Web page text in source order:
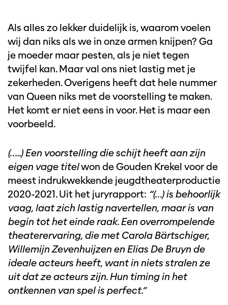
Als alles zo lekker duidelijk is, waarom voelen
wij dan niks als we in onze armen knijpen? Ga
je moeder maar pesten, als je niet tegen
twijfel kan. Maar val ons niet lastig met je
zekerheden. Overigens heeft dat hele nummer
van Queen niks met de voorstelling te maken.
Het komt er niet eens in voor. Het is maar een
voorbeeld.
(…..) Een voorstelling die schijt heeft aan zijn
eigen vage titelwon de Gouden Krekel voor de
meest indrukwekkende jeugdtheaterproductie
2020-2021. Uit het juryrapport: “(…) is behoorlijk
vaag, laat zich lastig navertellen, maar is van
begin tot het einde raak. Een overrompelende
theaterervaring, die met Carola Bärtschiger,
Willemijn Zevenhuijzen en Elias De Bruyn de
ideale acteurs heeft, want in niets stralen ze
uit dat ze acteurs zijn. Hun timing in het
ontkennen van spel is perfect.”